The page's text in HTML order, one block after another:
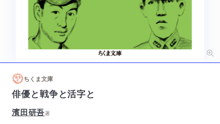
ちくま文庫
俳優と戦争と活字と
濱田研吾著